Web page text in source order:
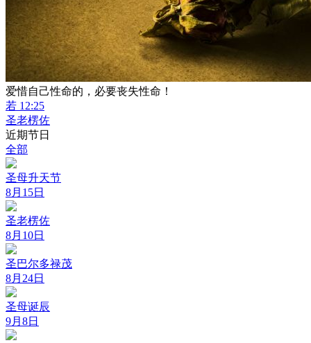
爱惜自己性命的，必要丧失性命！
若 12:25
圣老楞佐
近期节日
全部
圣母升天节
8月15日
圣老楞佐
8月10日
圣巴尔多禄茂
8月24日
圣母诞辰
9月8日